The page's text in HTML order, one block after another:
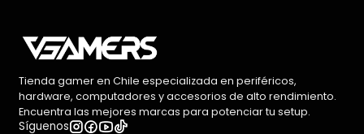
Tienda gamer en Chile especializada en periféricos,
hardware, computadores y accesorios de alto rendimiento.
Encuentra las mejores marcas para potenciar tu setup.
Síguenos